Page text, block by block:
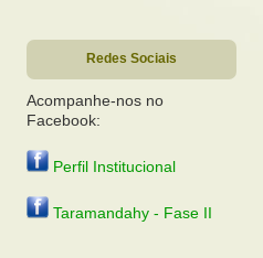
Redes Sociais
Acompanhe-nos no
Facebook:
Perfil Institucional
Taramandahy - Fase II